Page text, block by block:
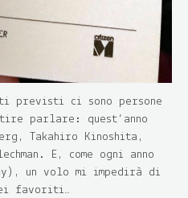
previsti ci sono persone
parlare: quest’anno
Takahiro Kinoshita,
E, come ogni anno
un volo mi impedirà di
favoriti…